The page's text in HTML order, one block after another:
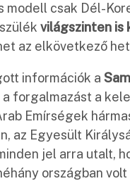
modell csak Dél-
világszinten is
az elkövetkező
információk a
a forgalmazást a
Emírségek
az Egyesült
jel arra utalt,
országban